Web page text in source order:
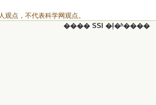
观点，不代表科学网观点。
���� SSI �ļ�ʱ����